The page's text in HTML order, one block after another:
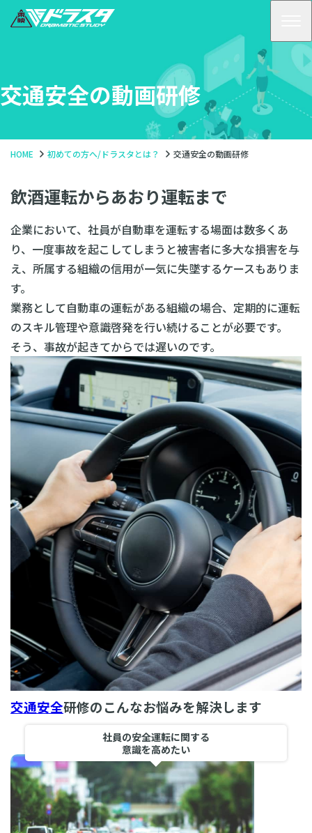
ツ
へ
交通安全の動画研修
HOME 初めての方へ/ドラスタとは？ 交通安全の動画研修
飲酒運転からあおり運転まで
企業において、社員が自動車を運転する場面は数多くあ
り、一度事故を起こしてしまうと被害者に多大な損害を与
え、所属する組織の信用が一気に失墜するケースもありま
す。
業務として自動車の運転がある組織の場合、定期的に運転
のスキル管理や意識啓発を行い続けることが必要です。
そう、事故が起きてからでは遅いのです。
交通安全研修のこんなお悩みを解決します
社員の安全運転に関する
意識を高めたい